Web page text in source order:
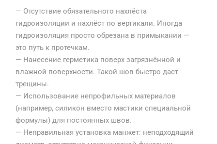
— Отсутствие обязательного нахлёста
гидроизоляции и нахлёст по вертикали. Иногда
гидроизоляция просто обрезана в примыкании —
это путь к протечкам.
— Нанесение герметика поверх загрязнённой и
влажной поверхности. Такой шов быстро даст
трещины.
— Использование непрофильных материалов
(например, силикон вместо мастики специальной
формулы) для постоянных швов.
— Неправильная установка манжет: неподходящий